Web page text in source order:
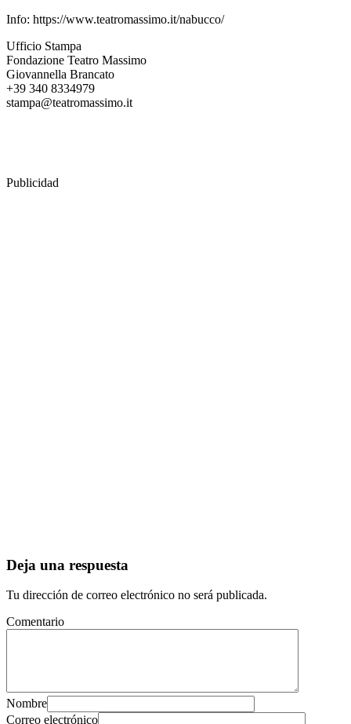
Info: https://www.teatromassimo.it/nabucco/
Ufficio Stampa
Fondazione Teatro Massimo
Giovannella Brancato
+39 340 8334979
stampa@teatromassimo.it
Publicidad
Deja una respuesta
Tu dirección de correo electrónico no será publicada.
Comentario
Nombre
Correo electrónico